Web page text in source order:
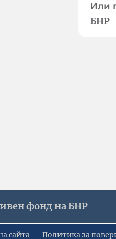
Или
БНР
фонд на БНР
сайта Политика за